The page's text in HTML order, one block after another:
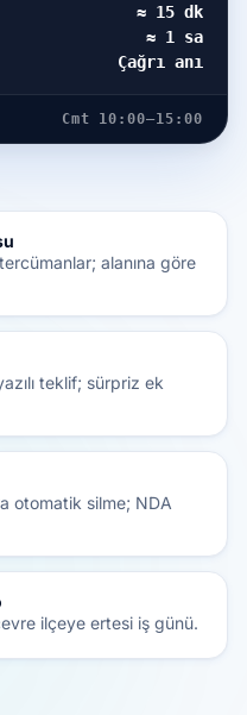
≈ 15 dk
≈ 1 sa
Çağrı anı
Cmt 10:00–15:00
alanına göre
teklif; sürpriz ek
otomatik silme; NDA
ilçeye ertesi iş günü.